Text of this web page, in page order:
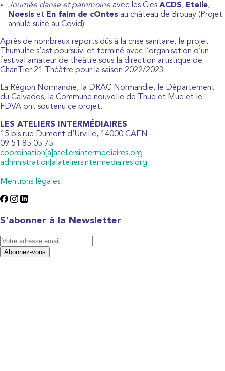
Journée danse et patrimoineavec les Cies ACDS, Eteile,
Noesis et En faim de cOntes au château de Brouay (Projet
annulé suite au Covid)
Après de nombreux reports dûs à la crise sanitaire, le projet
Thumulte s’est poursuivi et terminé avec l’organisation d’un
festival amateur de théâtre sous la direction artistique de
ChanTier 21 Théâtre pour la saison 2022/2023.
La Région Normandie, la DRAC Normandie, le Département
du Calvados, la Commune nouvelle de Thue et Mue et le
FDVA ont soutenu ce projet.
LES ATELIERS INTERMÉDIAIRES
15 bis rue Dumont d’Urville, 14000 CAEN
09 51 85 05 75
coordination[a]ateliersintermediaires.org
administration[a]ateliersintermediaires.org
Mentions légales
S'abonner à la Newsletter
Abonnez-vous